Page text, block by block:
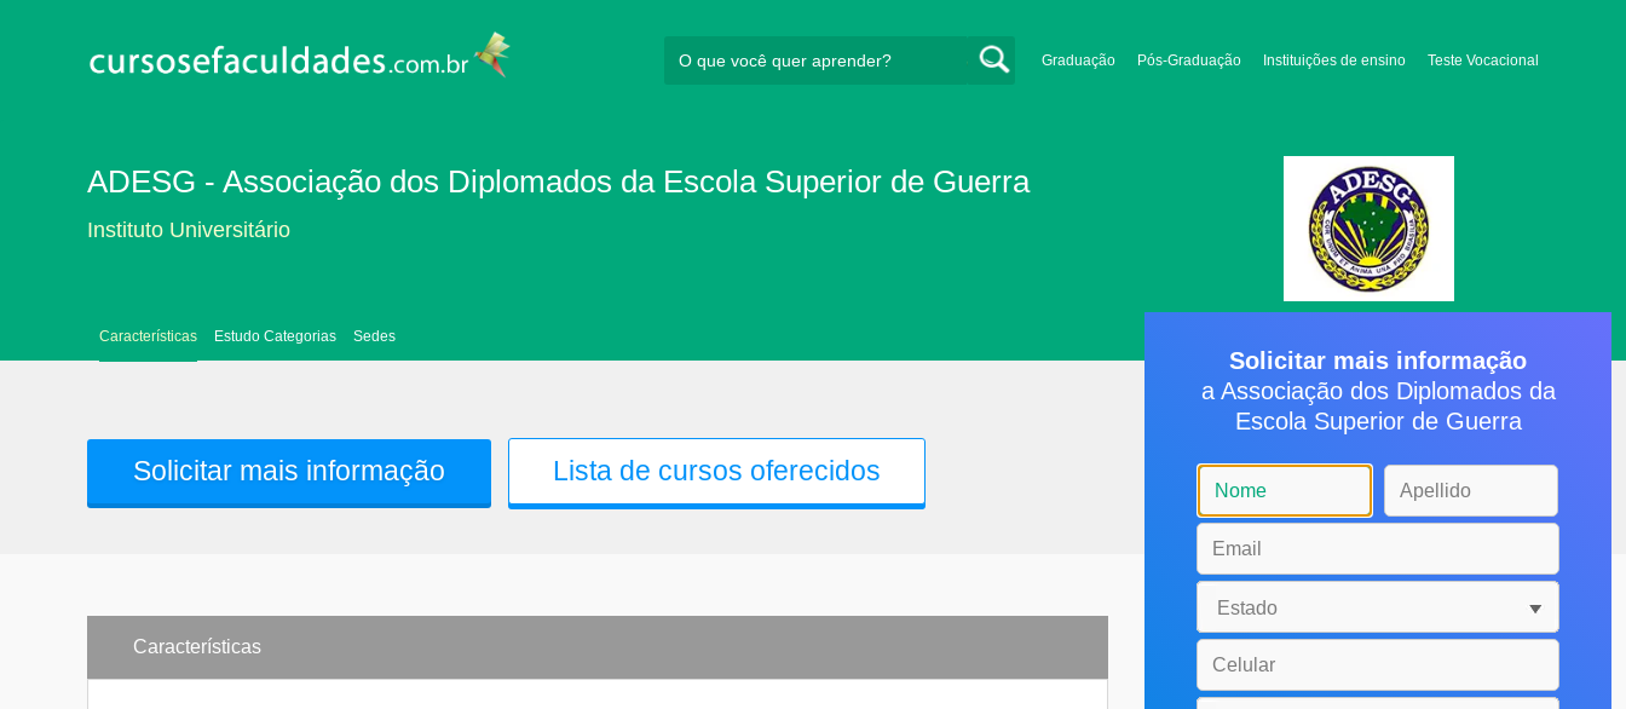
Graduação Pós-Graduação Instituições de ensino Teste Vocacional
ADESG - Associação dos Diplomados da Escola Superior de Guerra
Instituto Universitário
Características Estudo Categorias Sedes
Solicitar mais informação Lista de cursos oferecidos
Características
Solicitar mais informação
a Associação dos Diplomados da
Escola Superior de Guerra